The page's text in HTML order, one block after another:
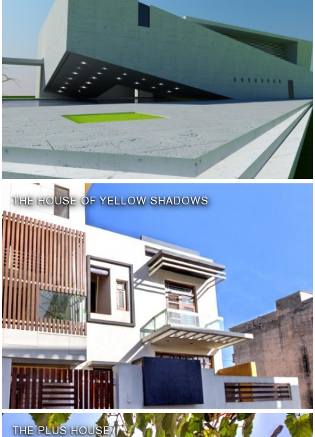
THE HOUSE OF YELLOW SHADOWS
THE PLUS HOUSE